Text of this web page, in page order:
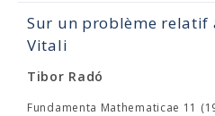
Sur un problème relatif
Vitali
Tibor Radó
Fundamenta Mathematicae 11